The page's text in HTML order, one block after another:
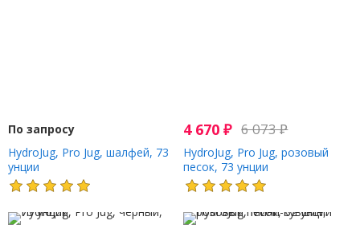
По запросу
HydroJug, Pro Jug, шалфей, 73
унции
4 670₽ 6 073₽
HydroJug, Pro Jug, розовый
песок, 73 унции